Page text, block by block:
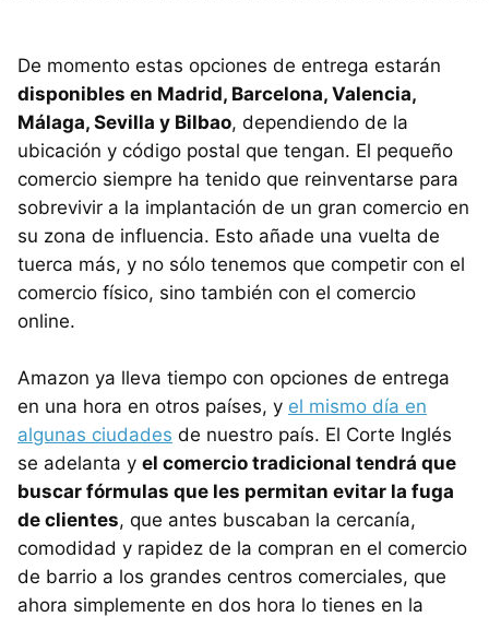
De momento estas opciones de entrega estarán
disponibles en Madrid, Barcelona, Valencia,
Málaga, Sevilla y Bilbao, dependiendo de la
ubicación y código postal que tengan. El pequeño
comercio siempre ha tenido que reinventarse para
sobrevivir a la implantación de un gran comercio en
su zona de influencia. Esto añade una vuelta de
tuerca más, y no sólo tenemos que competir con el
comercio físico, sino también con el comercio
online.
Amazon ya lleva tiempo con opciones de entrega
en una hora en otros países, y el mismo día en
algunas ciudades de nuestro país. El Corte Inglés
se adelanta y el comercio tradicional tendrá que
buscar fórmulas que les permitan evitar la fuga
de clientes, que antes buscaban la cercanía,
comodidad y rapidez de la compran en el comercio
de barrio a los grandes centros comerciales, que
ahora simplemente en dos hora lo tienes en la